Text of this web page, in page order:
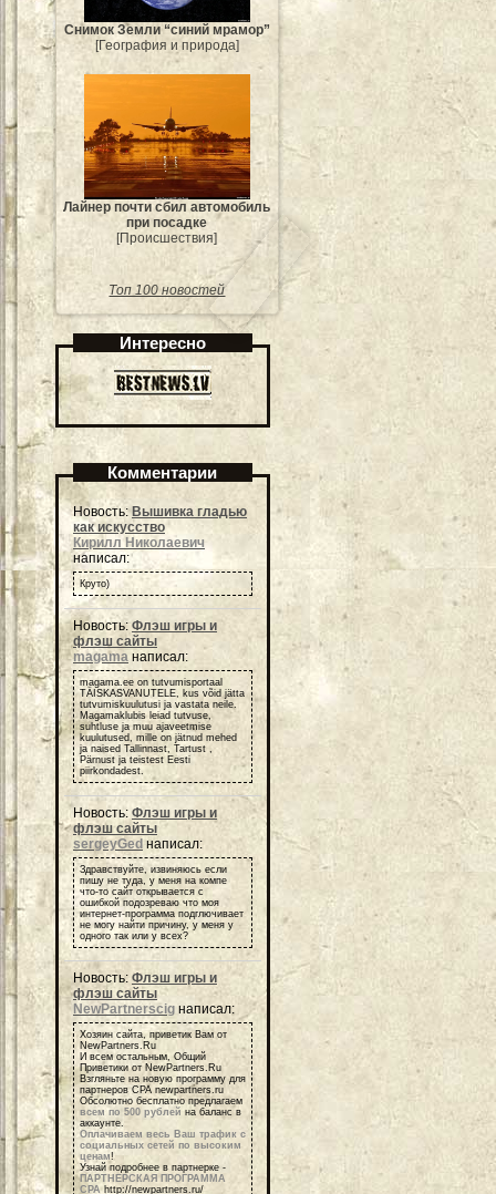
Снимок Земли “синий мрамор”
[География и природа]
Лайнер почти сбил автомобиль
при посадке
[Происшествия]
Топ 100 новостей
Интересно
Комментарии
Новость:Вышивка гладью
как искусство
Кирилл Николаевич
написал:
Круто)
Новость:Флэш игры и
флэш сайты
magama написал:
magama.ee on tutvumisportaal
TÄISKASVANUTELE, kus võid jätta
tutvumiskuulutusi ja vastata neile.
Magamaklubis leiad tutvuse,
suhtluse ja muu ajaveetmise
kuulutused, mille on jätnud mehed
ja naised Tallinnast, Tartust ,
Pärnust ja teistest Eesti
piirkondadest.
Новость: Флэш игры и
флэш сайты
sergeyGed написал:
Здравствуйте, извиняюсь если
пишу не туда, у меня на компе
что-то сайт открывается с
ошибкой подозреваю что моя
интернет-программа подглючивает
не могу найти причину, у меня у
одного так или у всех?
Новость: Флэш игры и
флэш сайты
NewPartnerscig написал:
Хозяин сайта, приветик Вам от
NewPartners.Ru
И всем остальным, Общий
Приветики от NewPartners.Ru
Взгляньте на новую программу для
партнеров СРА newpartners.ru
Обсолютно бесплатно предлагаем
всем по 500 рублей на баланс в
аккаунте.
Оплачиваем весь Ваш трафик с
социальных сетей по высоким
ценам!
Узнай подробнее в партнерке -
ПАРТНЕРСКАЯ ПРОГРАММА
СРАhttp://newpartners.ru/